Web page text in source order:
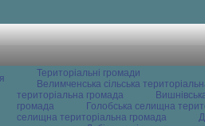
Територіальні громади
Велимченська сільська
територіальна громада
громада
Голобська селищна
селищна територіальна громада